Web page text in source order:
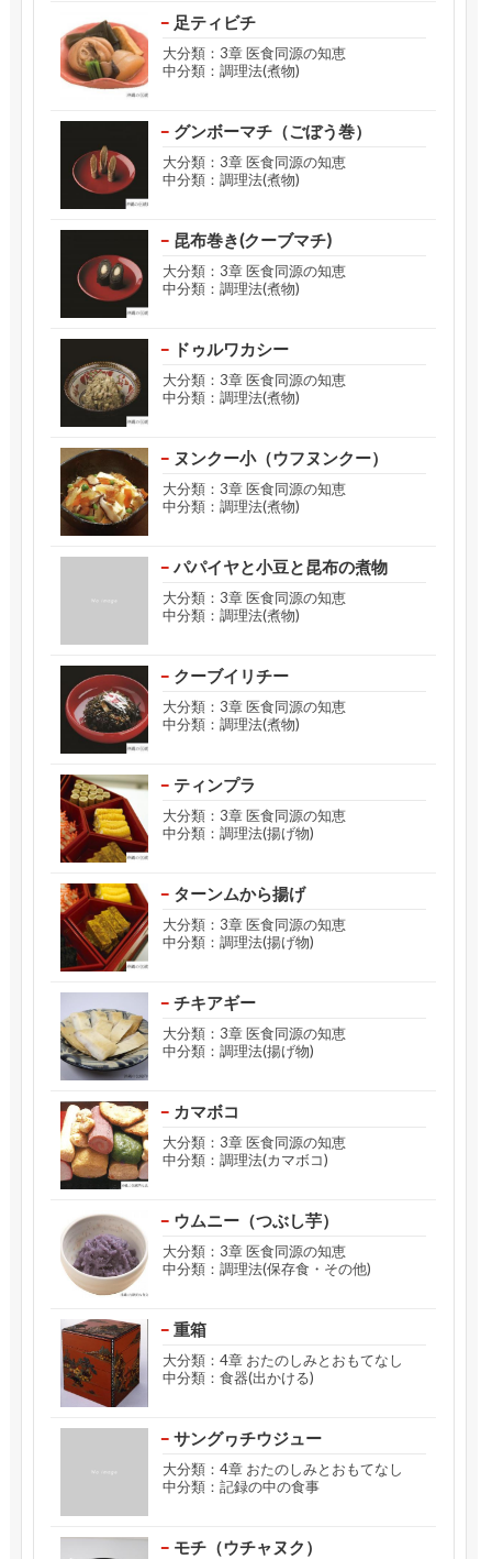
足ティビチ
大分類：3章 医食同源の知恵
中分類：調理法(煮物)
グンボーマチ（ごぼう巻）
大分類：3章 医食同源の知恵
中分類：調理法(煮物)
昆布巻き(クーブマチ)
大分類：3章 医食同源の知恵
中分類：調理法(煮物)
ドゥルワカシー
大分類：3章 医食同源の知恵
中分類：調理法(煮物)
ヌンクー小（ウフヌンクー）
大分類：3章 医食同源の知恵
中分類：調理法(煮物)
パパイヤと小豆と昆布の煮物
大分類：3章 医食同源の知恵
中分類：調理法(煮物)
クーブイリチー
大分類：3章 医食同源の知恵
中分類：調理法(煮物)
ティンプラ
大分類：3章 医食同源の知恵
中分類：調理法(揚げ物)
ターンムから揚げ
大分類：3章 医食同源の知恵
中分類：調理法(揚げ物)
チキアギー
大分類：3章 医食同源の知恵
中分類：調理法(揚げ物)
カマボコ
大分類：3章 医食同源の知恵
中分類：調理法(カマボコ)
ウムニー（つぶし芋）
大分類：3章 医食同源の知恵
中分類：調理法(保存食・その他)
重箱
大分類：4章 おたのしみとおもてなし
中分類：食器(出かける)
サングヮチウジュー
大分類：4章 おたのしみとおもてなし
中分類：記録の中の食事
モチ（ウチャヌク）